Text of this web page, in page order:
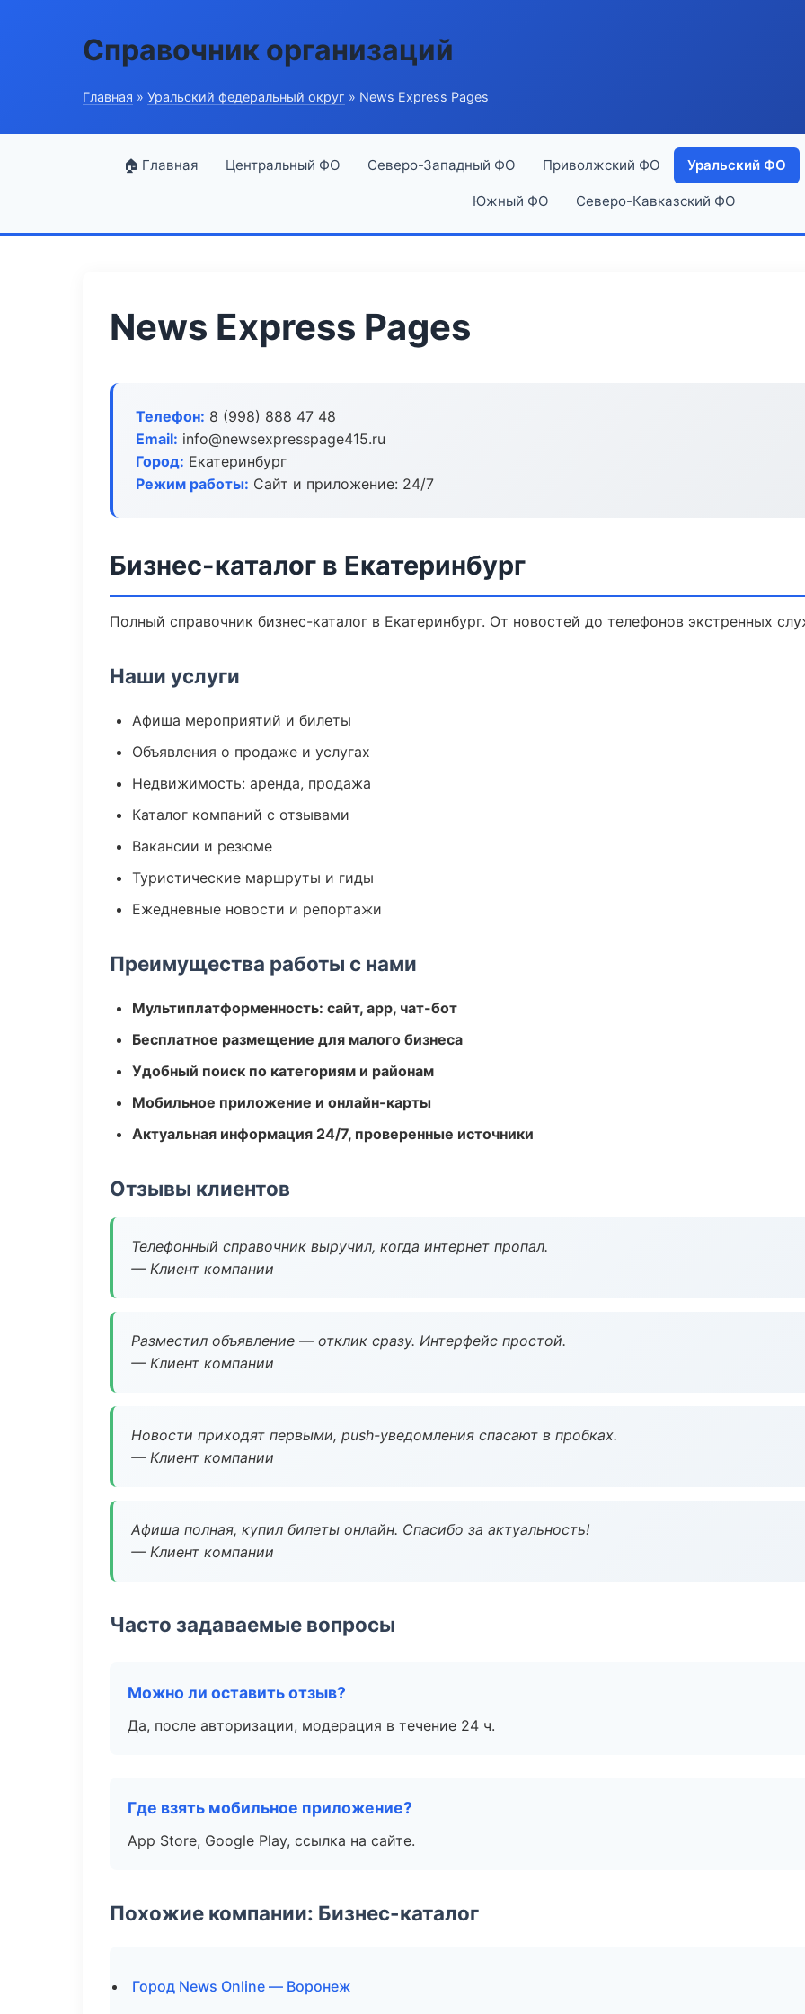
Справочник организаций
Главная » Уральский федеральный округ » News Express Pages
🏠 Главная Центральный ФО Северо-Западный ФО Приволжский ФО Уральский ФО
Южный ФО Северо-Кавказский ФО
News Express Pages
Телефон: 8 (998) 888 47 48
Email: info@newsexpresspage415.ru
Город: Екатеринбург
Режим работы: Сайт и приложение: 24/7
Бизнес-каталог в Екатеринбург
Полный справочник бизнес-каталог в Екатеринбург. От новостей до телефонов экстренных
Наши услуги
Афиша мероприятий и билеты
Объявления о продаже и услугах
Недвижимость: аренда, продажа
Каталог компаний с отзывами
Вакансии и резюме
Туристические маршруты и гиды
Ежедневные новости и репортажи
Преимущества работы с нами
Мультиплатформенность: сайт, app, чат-бот
Бесплатное размещение для малого бизнеса
Удобный поиск по категориям и районам
Мобильное приложение и онлайн-карты
Актуальная информация 24/7, проверенные источники
Отзывы клиентов
Телефонный справочник выручил, когда интернет пропал.
— Клиент компании
Разместил объявление — отклик сразу. Интерфейс простой.
— Клиент компании
Новости приходят первыми, push-уведомления спасают в пробках.
— Клиент компании
Афиша полная, купил билеты онлайн. Спасибо за актуальность!
— Клиент компании
Часто задаваемые вопросы
Можно ли оставить отзыв?
Да, после авторизации, модерация в течение 24 ч.
Где взять мобильное приложение?
App Store, Google Play, ссылка на сайте.
Похожие компании: Бизнес-каталог
Город News Online — Воронеж